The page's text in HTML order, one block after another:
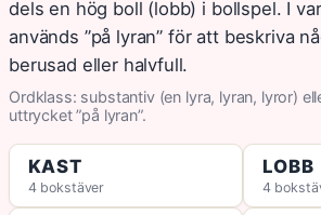
dels en hög boll (lobb) i bollspel. I
används ”på lyran” för att beskriva
berusad eller halvfull.
Ordklass: substantiv (en lyra, lyran, lyror)
uttrycket ”på lyran”.
KAST
4 bokstäver
LOBB
4